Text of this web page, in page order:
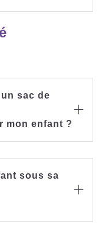
sac de
mon enfant ?

sous sa
